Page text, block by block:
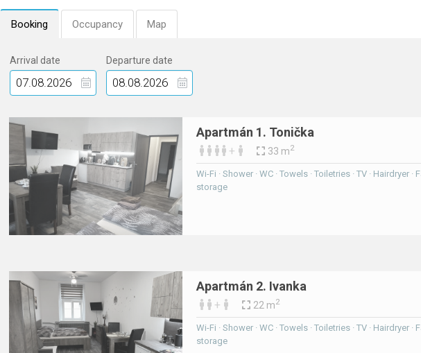
Booking Occupancy Map
Arrival date Departure date
Apartmán 1. Tonička
+ 33 m2
Wi-Fi · Shower · WC · Towels · Toiletries · TV ·
storage
Apartmán 2. Ivanka
+ 22 m2
Wi-Fi · Shower · WC · Towels · Toiletries · TV ·
storage